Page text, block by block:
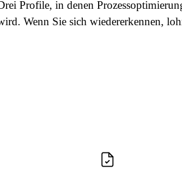
Profile, in denen
Wenn Sie sich wiedererkennen,